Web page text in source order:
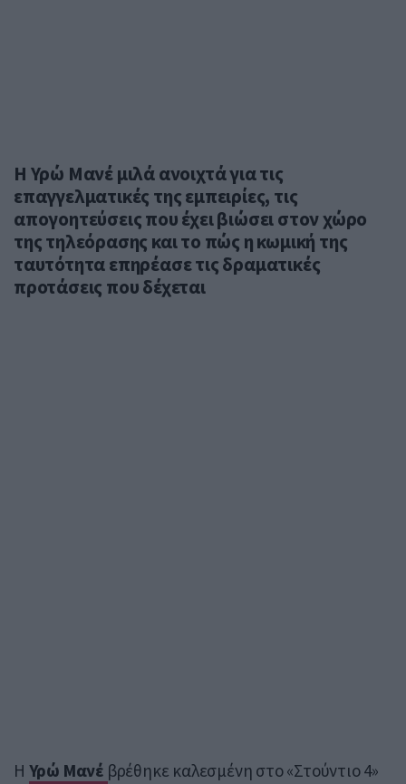
Η Υρώ Μανέ μιλά ανοιχτά για τις
επαγγελματικές της εμπειρίες, τις
απογοητεύσεις που έχει βιώσει στον χώρο
της τηλεόρασης και το πώς η κωμική της
ταυτότητα επηρέασε τις δραματικές
προτάσεις που δέχεται
Η Υρώ Μανέ βρέθηκε καλεσμένη στο «Στούντιο 4»